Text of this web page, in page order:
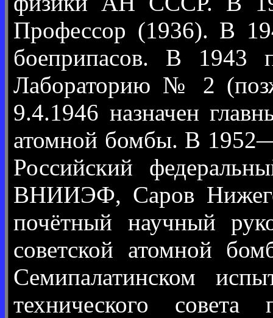
Профессор (1936). В
боеприпасов. В 1943
Лабораторию № 2
9.4.1946 назначен
атомной бомбы. В
Российский
ВНИИЭФ, Саров
почётный научный
советской атомной
Семипалатинском
технического